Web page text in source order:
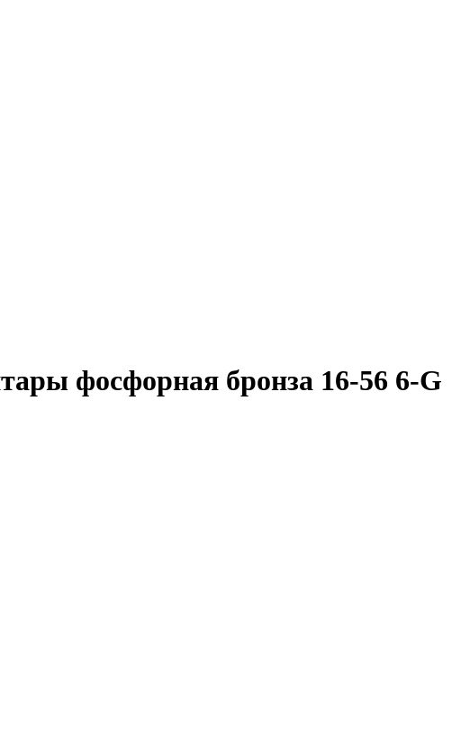
фосфорная бронза 16-56 6-G